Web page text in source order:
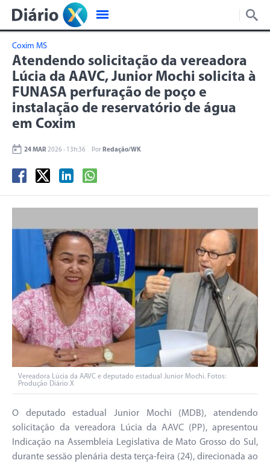
Coxim MS
Atendendo solicitação da vereadora
Lúcia da AAVC, Junior Mochi solicita à
FUNASA perfuração de poço e
instalação de reservatório de água
em Coxim
24 MAR 2026 - 13h:36 Por Redação/WK
Vereadora Lúcia da AAVC e deputado estadual Junior Mochi. Fotos:
Produção Diário X
O deputado estadual Junior Mochi (MDB), atendendo
solicitação da vereadora Lúcia da AAVC (PP), apresentou
Indicação na Assembleia Legislativa de Mato Grosso do Sul,
durante sessão plenária desta terça-feira (24), direcionada ao